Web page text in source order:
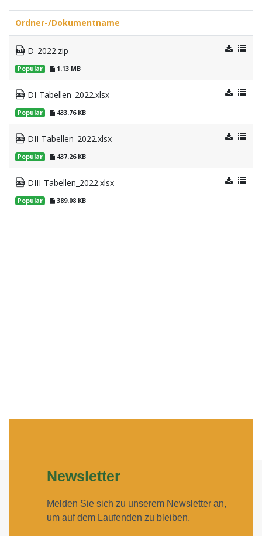
Ordner-/Dokumentname
D_2022.zip
Popular 1.13 MB
DI-Tabellen_2022.xlsx
Popular 433.76 KB
DII-Tabellen_2022.xlsx
Popular 437.26 KB
DIII-Tabellen_2022.xlsx
Popular 389.08 KB
Newsletter
Melden Sie sich zu unserem Newsletter an,
um auf dem Laufenden zu bleiben.